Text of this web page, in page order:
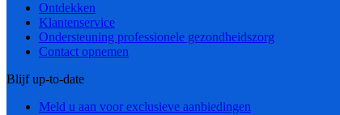
Ontdekken
Klantenservice
Ondersteuning professionele gezondheidszorg
Contact opnemen
Blijf up-to-date
Meld u aan voor exclusieve aanbiedingen